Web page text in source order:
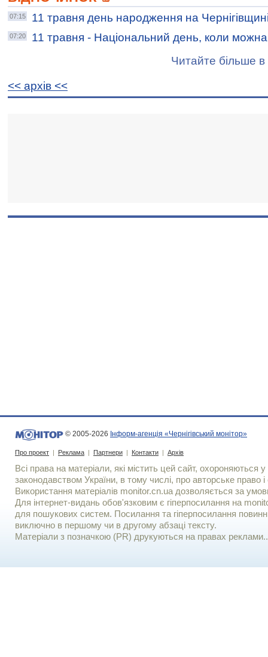
07:15 11 травня день народження на
07:20
11 травня - Національний день, коли
Читайте більше в
<< архiв <<
© 2005-2026 Інформ-агенція «Чернігівський монітор»
Про проект | Реклама | Партнери | Контакти | Архів
Всі права на матеріали, які містить цей сайт, охороняються у
законодавством України, в тому числі, про авторське право і
Використання матерiалiв monitor.cn.ua дозволяється за
Для iнтернет-видань обов'язковим є гiперпосилання на
для пошукових систем. Посилання та гіперпосилання
виключно в першому чи в другому абзаці тексту.
Матеріали з позначкою (PR) друкуються на правах реклами..